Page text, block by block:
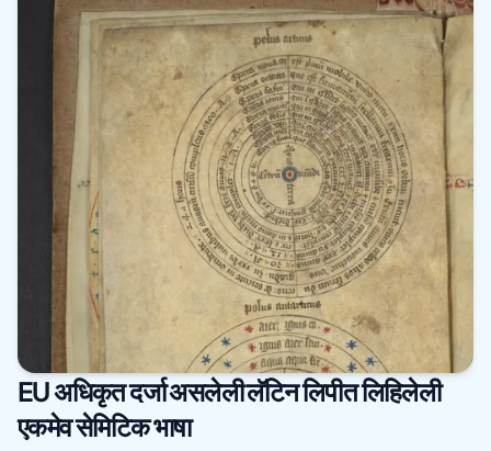
EU अधिकृत दर्जा असलेली लॅटिन लिपीत लिहिलेली
एकमेव सेमिटिक भाषा